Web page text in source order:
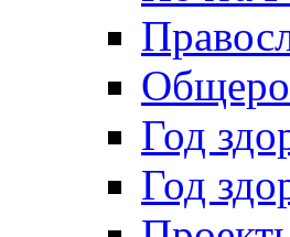
Год
Год